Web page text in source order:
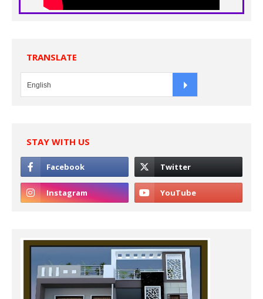
TRANSLATE
STAY WITH US